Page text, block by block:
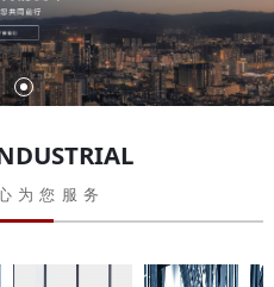
为您服务